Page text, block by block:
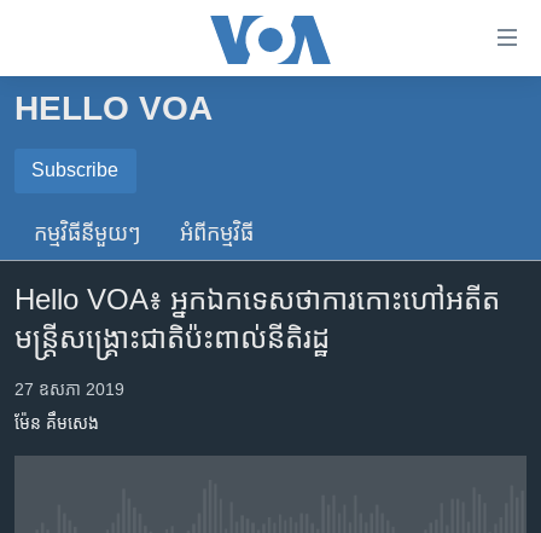
គេហទំព័រ​
រំលង​
ព័ត៌មាន​​
តែ​
រំលង​
និង​
ចូល​
កម្ពុជា
អន្តរជាតិ
ចិន
ហេឡូវីអូអេ
កម្ពុជាច្នៃប្រតិដ្ឋ
ព្រឹត្តិការណ៍ព័ត៌មាន
ទូរទស្សន៍ / វីដេអូ​
HELLO VOA
Subscribe
SUBSCRIBE
កម្មវិធី​នីមួយៗ អំពី​កម្មវិធី​
Hello VOA៖ អ្នកឯកទេស​ថា​ការ​កោះហៅ​អតីត​
មន្ត្រី​សង្គ្រោះ​ជាតិ​ប៉ះពាល់​នីតិរដ្ឋ
27 ឧសភា 2019
ម៉ែន គឹមសេង